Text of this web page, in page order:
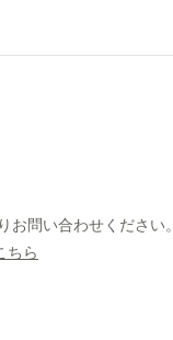
お問い合わせください。
ちら